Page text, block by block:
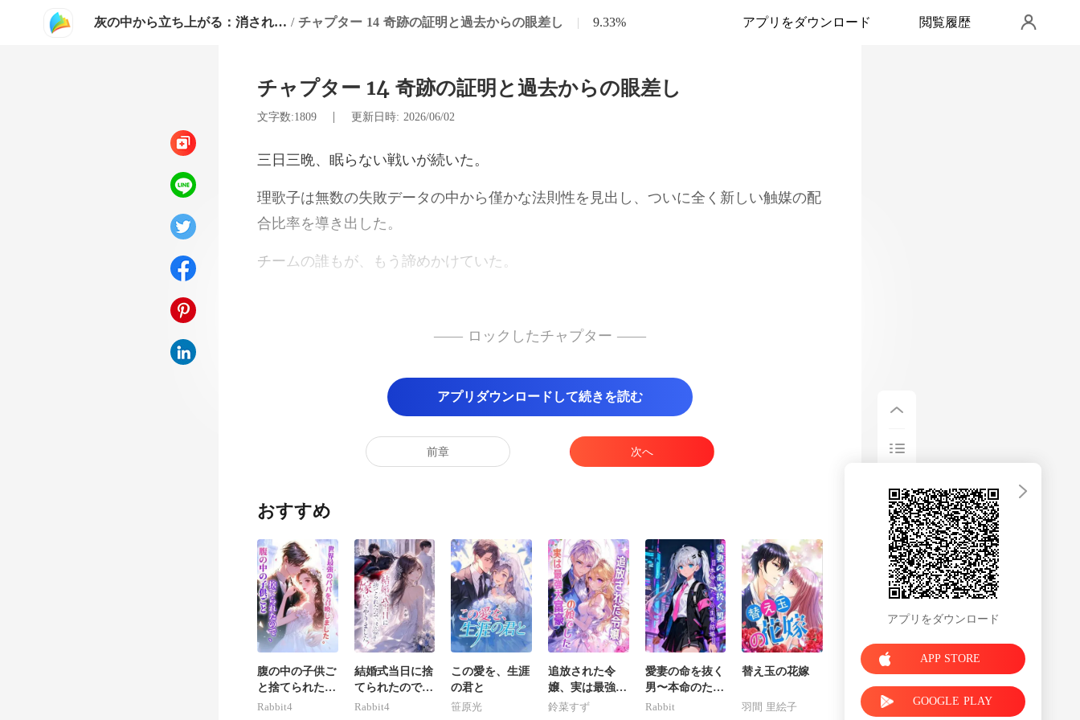
灰の中から立ち上がる：消された天才令嬢の帰還 / チャプター 14 奇跡の証明と過去からの眼差し | 9.33% アプリをダウンロード 閲覧履歴
チャプター 14 奇跡の証明と過去からの眼差し
文字数:1809 | 更新日時: 2026/06/02
眠らない戦
僅かな法則性を見出し、ついに全く
が、もう諦め
最も重要な滴定
のような汗が
反応釜に落ち
攪拌の後、まるで魔法のように澄み
死んだよう
で、その光景を
でサンプルを高速液体クロマ
分
グラフがモニタ
—— ロックしたチャプター ——
アプリダウンロードして続きを読む
前章 次へ
おすすめ
腹の中の子供ご
と捨てられたの
で、世界最強の
Rabbit4
結婚式当日に捨
てられたので、
そいつの宿敵に
Rabbit4
この愛を、生涯
の君と
笹原光
追放された令
嬢、実は最強大
富豪の娘でした
鈴菜すず
愛妻の命を抜く
男〜本命のため
の生贄結婚〜
Rabbit
替え玉の花嫁
羽間 里絵子
アプリをダウンロード
APP STORE
GOOGLE PLAY